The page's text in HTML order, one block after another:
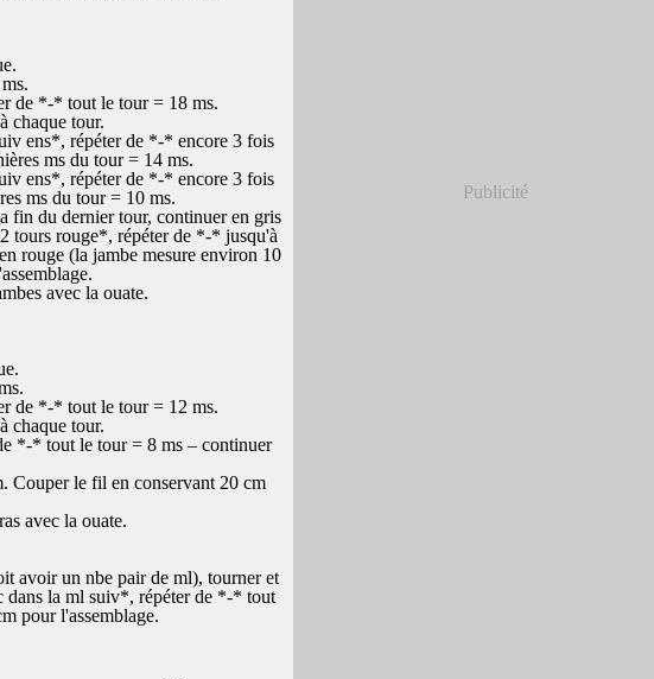
de *-* tout le tour = 18 ms.
chaque tour.
ens*, répéter de *-* encore 3 fois
ms du tour = 14 ms.
ens*, répéter de *-* encore 3 fois
ms du tour = 10 ms.
fin du dernier tour, continuer en gris
tours rouge*, répéter de *-* jusqu'à
rouge (la jambe mesure environ 10
avec la ouate.
de *-* tout le tour = 12 ms.
chaque tour.
*-* tout le tour = 8 ms – continuer
Couper le fil en conservant 20 cm
avec la ouate.
avoir un nbe pair de ml), tourner et
dans la ml suiv*, répéter de *-* tout
pour l'assemblage.
Publicité